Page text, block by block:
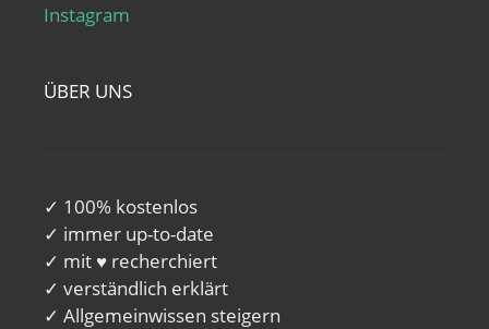
Instagram
ÜBER UNS
✓ 100% kostenlos
✓ immer up-to-date
✓ mit ♥ recherchiert
✓ verständlich erklärt
✓ Allgemeinwissen steigern